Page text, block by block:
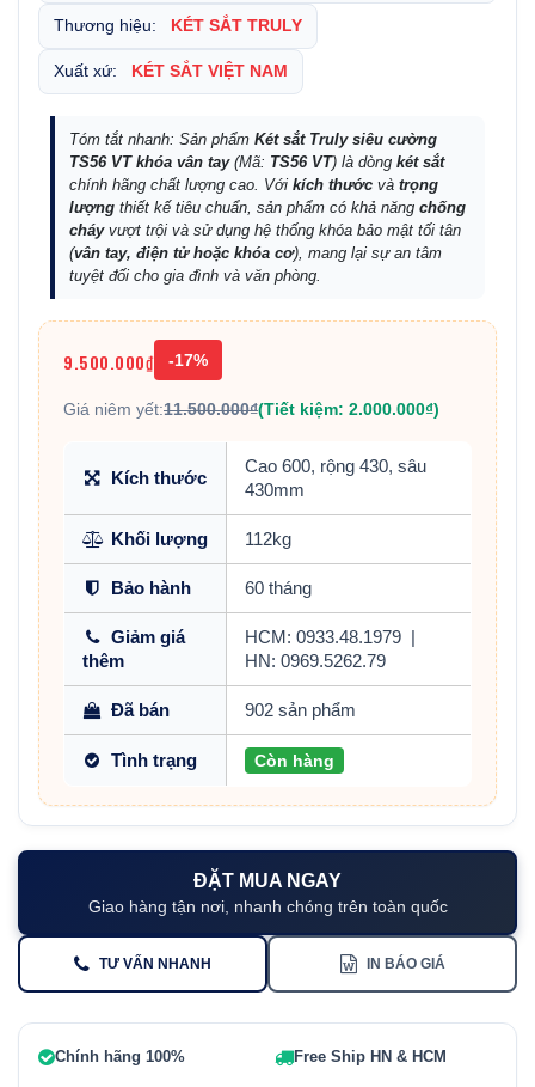
Thương hiệu: KÉT SẮT TRULY
Xuất xứ: KÉT SẮT VIỆT NAM
Tóm tắt nhanh: Sản phẩm Két sắt Truly siêu cường
TS56 VT khóa vân tay(Mã: TS56 VT) là dòng két sắt
chính hãng chất lượng cao. Với kích thước và trọng
lượng thiết kế tiêu chuẩn, sản phẩm có khả năng chống
cháyvượt trội và sử dụng hệ thống khóa bảo mật tối tân
(vân tay, điện tử hoặc khóa cơ), mang lại sự an tâm
tuyệt đối cho gia đình và văn phòng.
9.500.000₫ -17%
Giá niêm yết:11.500.000₫(Tiết kiệm: 2.000.000₫)
Kích thước
Cao 600, rộng 430, sâu
430mm
Khối lượng 112kg
Bảo hành 60 tháng
Giảm giá
thêm
HCM: 0933.48.1979
HN: 0969.5262.79
Đã bán 902 sản phẩm
Tình trạng Còn hàng
ĐẶT MUA NGAY
Giao hàng tận nơi, nhanh chóng trên toàn quốc
TƯ VẤN NHANH IN BÁO GIÁ
Chính hãng 100% Free Ship HN & HCM